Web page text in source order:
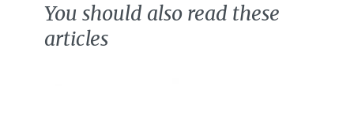
You should also read these
articles